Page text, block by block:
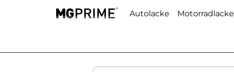
Autolacke Motorradlacke